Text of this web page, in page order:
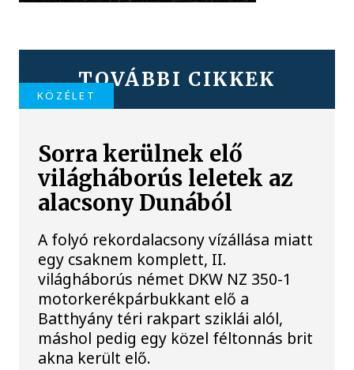
TOVÁBBI CIKKEK
KÖZÉLET
Sorra kerülnek elő
világháborús leletek az
alacsony Dunából
A folyó rekordalacsony vízállása miatt
egy csaknem komplett, II.
világháborús német DKW NZ 350-1
motorkerékpárbukkant elő a
Batthyány téri rakpart sziklái alól,
máshol pedig egy közel féltonnás brit
akna került elő.